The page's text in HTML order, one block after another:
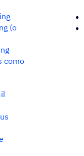
(o
como